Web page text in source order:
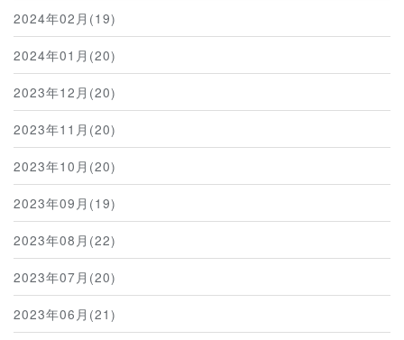
2024年02月(19)
2024年01月(20)
2023年12月(20)
2023年11月(20)
2023年10月(20)
2023年09月(19)
2023年08月(22)
2023年07月(20)
2023年06月(21)